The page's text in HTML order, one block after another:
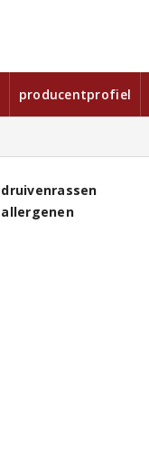
producentprofiel
druivenrassen
allergenen